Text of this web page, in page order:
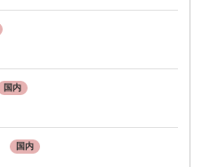
国内
国内